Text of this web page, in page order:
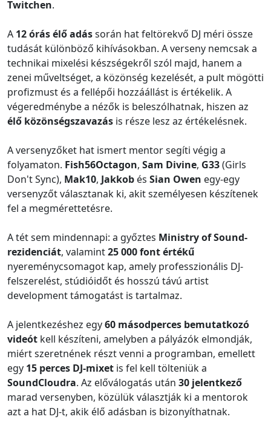
Twitchen.
A 12 órás élő adássorán hat feltörekvő DJ méri össze
tudását különböző kihívásokban. A verseny nemcsak a
technikai mixelési készségekről szól majd, hanem a
zenei műveltséget, a közönség kezelését, a pult mögötti
profizmust és a fellépői hozzáállást is értékelik. A
végeredménybe a nézők is beleszólhatnak, hiszen az
élő közönségszavazás is része lesz az értékelésnek.
A versenyzőket hat ismert mentor segíti végig a
folyamaton. Fish56Octagon, Sam Divine, G33(Girls
Don't Sync), Mak10, Jakkob és Sian Owen egy-egy
versenyzőt választanak ki, akit személyesen készítenek
fel a megmérettetésre.
A tét sem mindennapi: a győztes Ministry of Sound-
rezidenciát, valamint25 000 font értékű
nyereménycsomagot kap, amely professzionális DJ-
felszerelést, stúdióidőt és hosszú távú artist
development támogatást is tartalmaz.
A jelentkezéshez egy60 másodperces bemutatkozó
videót kell készíteni, amelyben a pályázók elmondják,
miért szeretnének részt venni a programban, emellett
egy 15 perces DJ-mixet is fel kell tölteniük a
SoundCloudra. Az előválogatás után 30 jelentkező
marad versenyben, közülük választják ki a mentorok
azt a hat DJ-t, akik élő adásban is bizonyíthatnak.